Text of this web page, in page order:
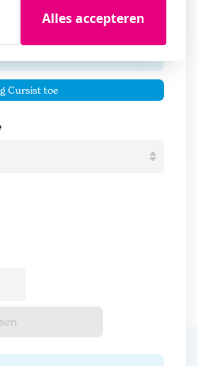
Cursist toe
Alles accepteren